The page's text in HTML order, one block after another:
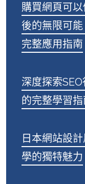
購買網頁可
後的無限可
完整應用指南
深度探索
的完整學習指
日本網站設
學的獨特魅力